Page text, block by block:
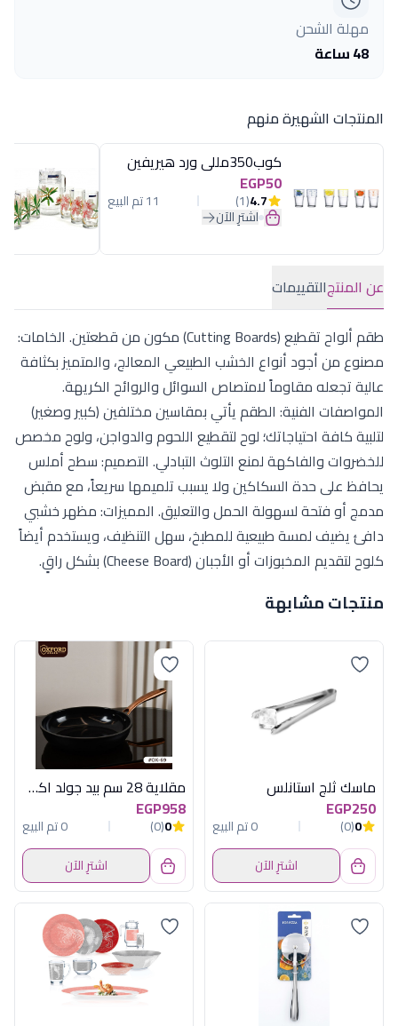
مهلة الشحن
48 ساعة
المنتجات الشهيرة منهم
كوب350مللى ورد هيريفين
EGP50
4.7
(1) 11 تم البيع
اشترِ الآن
عن المنتجالتقييمات
طقم ألواح تقطيع (Cutting Boards) مكون من قطعتين. الخامات:
مصنوع من أجود أنواع الخشب الطبيعي المعالج، والمتميز بكثافة
عالية تجعله مقاوماً لامتصاص السوائل والروائح الكريهة.
المواصفات الفنية: الطقم يأتي بمقاسين مختلفين (كبير وصغير)
لتلبية كافة احتياجاتك؛ لوح لتقطيع اللحوم والدواجن، ولوح مخصص
للخضروات والفاكهة لمنع التلوث التبادلي. التصميم: سطح أملس
يحافظ على حدة السكاكين ولا يسبب تلميمها سريعاً، مع مقبض
مدمج أو فتحة لسهولة الحمل والتعليق. المميزات: مظهر خشبي
دافئ يضيف لمسة طبيعية للمطبخ، سهل التنظيف، ويستخدم أيضاً
كلوح لتقديم المخبوزات أو الأجبان (Cheese Board) بشكل راقٍ.
منتجات مشابهة
ماسك ثلج استانلس
EGP250
0
(0)
0 تم البيع
اشترِ الآن
مقلاية 28 سم بيد جولد اكسفورد OX69
EGP958
0
(0)
0 تم البيع
اشترِ الآن